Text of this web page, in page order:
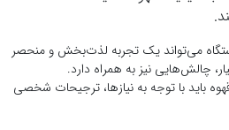
این کشور طعمی متمایز دارند.
گلی و پیچیده دارند که به
و خاک اتیوپی به‌دست می‌آید.
بالاتر و طعم‌های شیرین و
طعم‌های تازه و طبیعی بسیار